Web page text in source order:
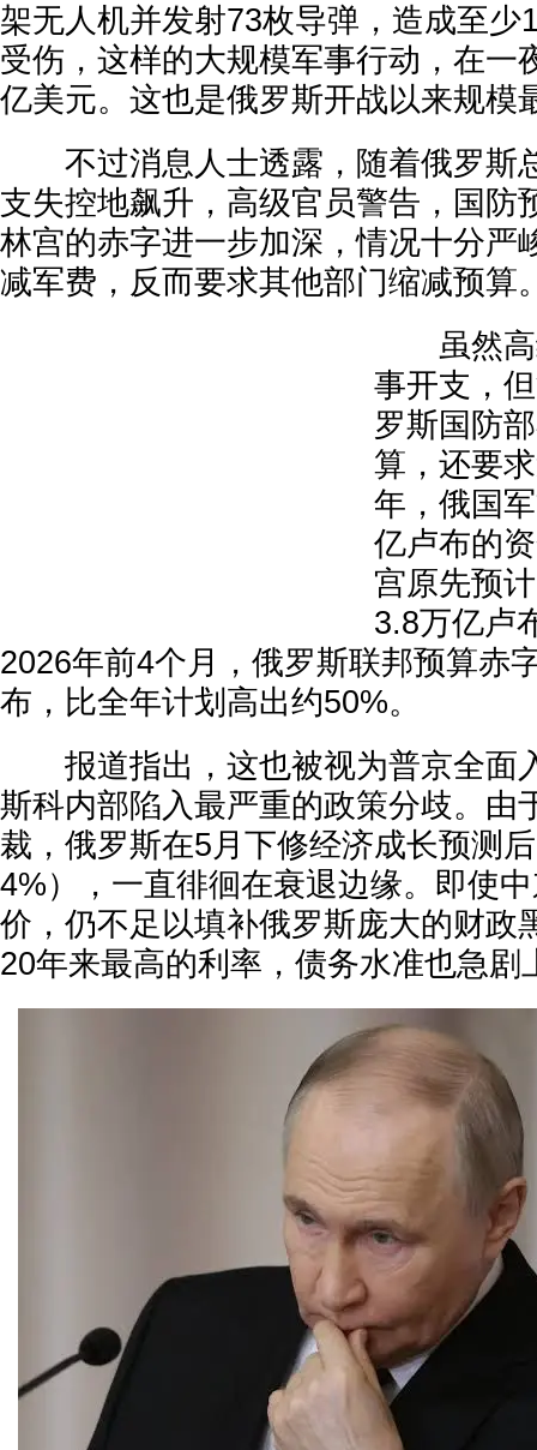
架无人机并发射73枚导弹，造成至少
受伤，这样的大规模军事行动，在一
亿美元。这也是俄罗斯开战以来规模
不过消息人士透露，随着俄罗斯
支失控地飙升，高级官员警告，国防
林宫的赤字进一步加深，情况十分严
减军费，反而要求其他部门缩减预算
虽然高
事开支，
罗斯国防
算，还要
年，俄国
亿卢布的
宫原先预
3.8万亿卢
2026年前4个月，俄罗斯联邦预算赤
布，比全年计划高出约50%。
报道指出，这也被视为普京全面
斯科内部陷入最严重的政策分歧。由
裁，俄罗斯在5月下修经济成长预测
4%），一直徘徊在衰退边缘。即使
价，仍不足以填补俄罗斯庞大的财政
20年来最高的利率，债务水准也急剧